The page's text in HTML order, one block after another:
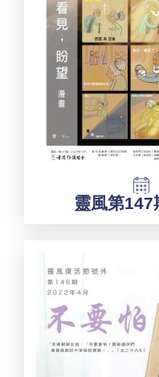
靈風第